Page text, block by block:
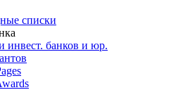
списки
инвест. банков и юр.